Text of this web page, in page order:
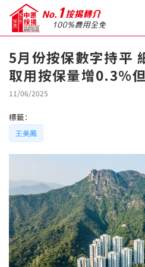
關於我們
人才房貸・開戶優惠
免費開戶轉介服務
私人貸款
優惠禮遇
5月份按保數字持平
取用按保量增0.3%
11/06/2025
標籤：
王美鳳